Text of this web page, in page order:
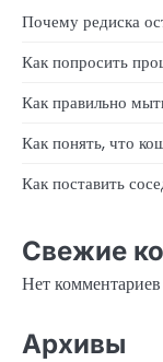
Почему редиска
Как попросить
Как правильно
Как понять, что
Как поставить
Свежие
Нет
Архивы